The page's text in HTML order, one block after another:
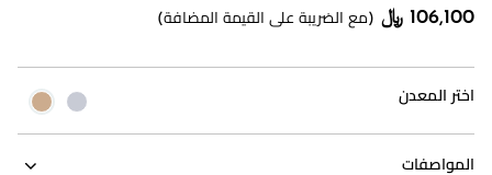
106,100 ﷼ (مع الضريبة على القيمة المضافة)
اختر المعدن
المواصفات